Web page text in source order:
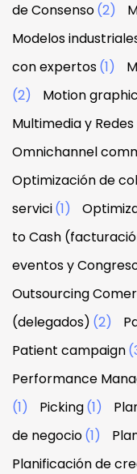
de Consenso(2)
Modelos
con expertos(1)
(2)
Motion
Multimedia y Redes
Omnichannel
Optimización de
servici(1)
to Cash
eventos y
Outsourcing
(delegados) (2)
Patient campaign
Performance
(1)
Picking(1)
de negocio(1)
Planificación de